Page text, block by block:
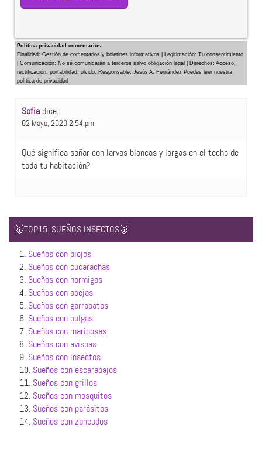
Política privacidad comentarios
Finalidad: Gestión de comentarios y boletines informativos | Legitimación: Tu consentimiento
| Comunicación: No sé comunicarán a terceros salvo obligación legal | Derechos: Acceso,
rectificación, portabilidad, olvido. Responsable: Jesús A. Fernández Puedes leer nuestra
política de privacidad
Sofia dice:
02 Mayo, 2020 2:54 pm
Qué significa soñar con larvas blancas y largas en el techo de
toda tu habitación?
🥇TOP15: SUEÑOS INSECTOS🥇
1. Sueños con piojos
2. Sueños con cucarachas
3. Sueños con hormigas
4. Sueños con abejas
5. Sueños con garrapatas
6. Sueños con pulgas
7. Sueños con mariposas
8. Sueños con avispas
9. Sueños con insectos
10. Sueños con escarabajos
11. Sueños con grillos
12. Sueños con mosquitos
13. Sueños con parásitos
14. Sueños con zancudos